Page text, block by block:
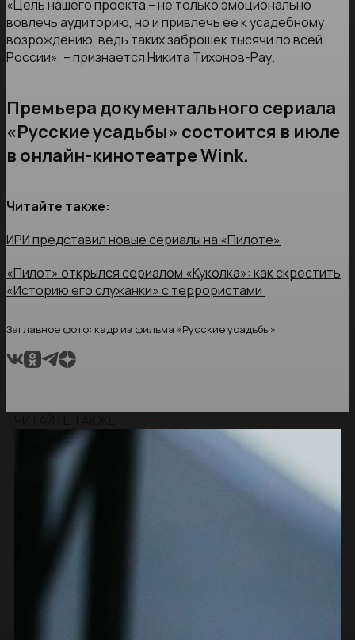
«Цель нашего проекта – не только эмоционально
вовлечь аудиторию, но и привлечь ее к усадебному
возрождению, ведь таких заброшек тысячи по всей
России», – признается Никита Тихонов-Рау.
Премьера документального сериала
«Русские усадьбы» состоится в июле
в онлайн-кинотеатре Wink.
Читайте также:
ИРИ представил новые сериалы на «Пилоте»
«Пилот» открылся сериалом «Куколка»: как скрестить
«Историю его служанки» с террористами
Заглавное фото: кадр из фильма «Русские усадьбы»